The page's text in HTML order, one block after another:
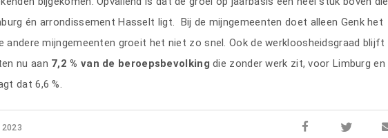
én arrondissement Hasselt ligt. Bij de mijngemeenten doet alleen Genk het
andere mijngemeenten groeit het niet zo snel. Ook de werkloosheidsgraad blijft
nu aan 7,2 % van de beroepsbevolking die zonder werk zit, voor Limburg en
dat 6,6 %.